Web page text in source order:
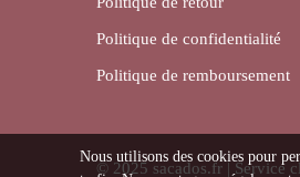
Politique de confidentialité
Politique de remboursement
© 2025 sacados.fr | Service
Nous utilisons des cookies pour